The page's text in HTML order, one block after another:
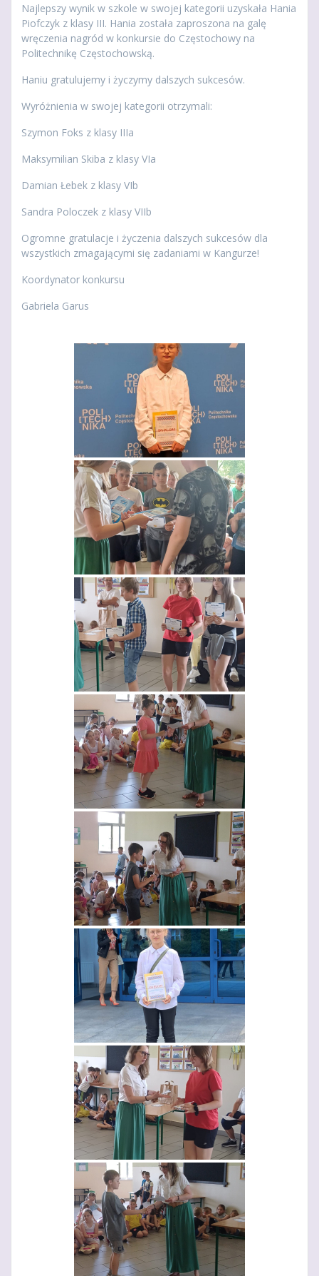
Najlepszy wynik w szkole w swojej kategorii uzyskała Hania
Piofczyk z klasy III. Hania została zaproszona na galę
wręczenia nagród w konkursie do Częstochowy na
Politechnikę Częstochowską.
Haniu gratulujemy i życzymy dalszych sukcesów.
Wyróżnienia w swojej kategorii otrzymali:
Szymon Foks z klasy IIIa
Maksymilian Skiba z klasy VIa
Damian Łebek z klasy VIb
Sandra Poloczek z klasy VIIb
Ogromne gratulacje i życzenia dalszych sukcesów dla
wszystkich zmagającymi się zadaniami w Kangurze!
Koordynator konkursu
Gabriela Garus